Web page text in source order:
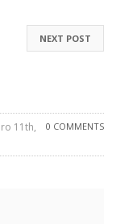
NEXT POST
0 COMMENTS
11th,